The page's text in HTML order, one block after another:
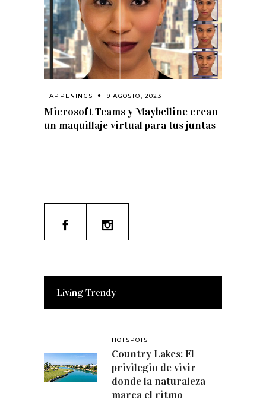
HAPPENINGS 9 AGOSTO, 2023
Microsoft Teams y Maybelline crean
un maquillaje virtual para tus juntas
Living Trendy
HOTSPOTS
Country Lakes: El
privilegio de vivir
donde la naturaleza
marca el ritmo